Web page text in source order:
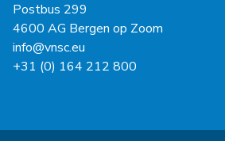
Postbus 299
4600 AG Bergen op Zoom
info@vnsc.eu
+31 (0) 164 212 800